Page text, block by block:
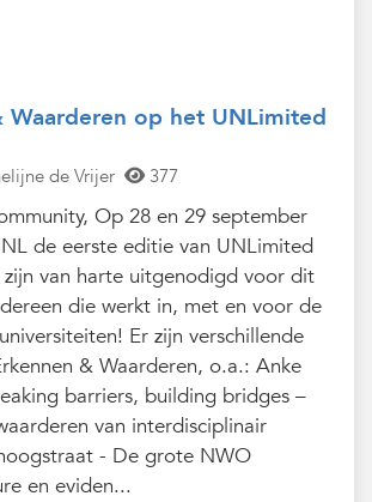
Waarderen op het UNLimited
de Vrijer 377
Op 28 en 29 september
de eerste editie van UNLimited
van harte uitgenodigd voor dit
die werkt in, met en voor de
Er zijn verschillende
& Waarderen, o.a.: Anke
barriers, building bridges –
van interdisciplinair
- De grote NWO
en eviden...